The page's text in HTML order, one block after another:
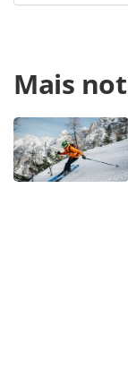
https://
msc-atinge-meta-
avanca-na-
ferramentas
produzido pela
legislação
Mais